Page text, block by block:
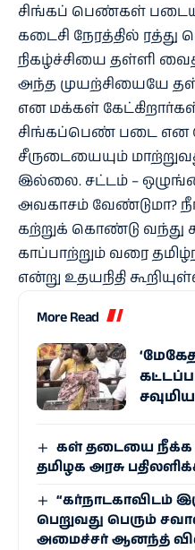
சிங்கப் பெண்கள்
கடைசி நேரத்தில் ரத்து
நிகழ்ச்சியை தள்ளி
அந்த முயற்சியையே
என மக்கள்
சிங்கப்பெண் படை என
சீருடையையும்
இல்லை. சட்டம் –
அவகாசம் வேண்டுமா?
கற்றுக் கொண்டு வந்து
காப்பாற்றும் வரை
என்று உதயநிதி
More Read
கள் தடையை நீக்க
தமிழக அரசு
“கர்நாடகாவிடம்
பெறுவது பெரும்
அமைச்சர் ஆனந்த்